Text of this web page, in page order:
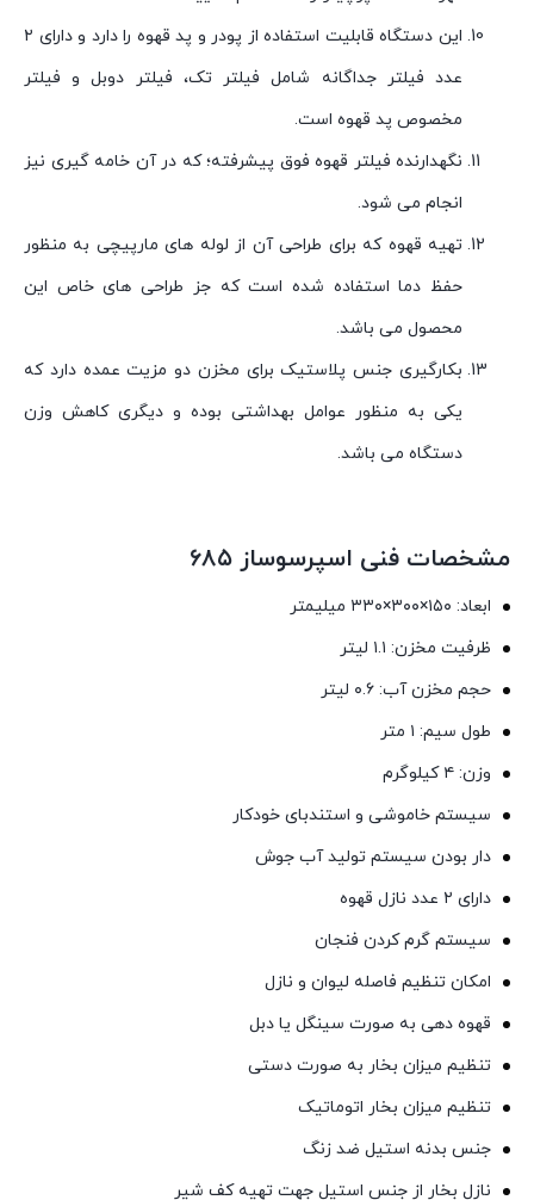
این دستگاه قابلیت استفاده از پودر و پد قهوه را دارد و دارای ۲
عدد فیلتر جداگانه شامل فیلتر تک، فیلتر دوبل و فیلتر
مخصوص پد قهوه است.
نگهدارنده فیلتر قهوه فوق پیشرفته؛ که در آن خامه گیری نیز
انجام می شود.
تهیه قهوه که برای طراحی آن از لوله های مارپیچی به منظور
حفظ دما استفاده شده است که جز طراحی های خاص این
محصول می باشد.
بکارگیری جنس پلاستیک برای مخزن دو مزیت عمده دارد که
یکی به منظور عوامل بهداشتی بوده و دیگری کاهش وزن
دستگاه می باشد.
مشخصات فنی اسپرسوساز ۶۸۵
ابعاد: ۱۵۰×۳۰۰×۳۳۰ میلیمتر
ظرفیت مخزن: ۱.۱ لیتر
حجم مخزن آب: ۰.۶ لیتر
طول سیم: ۱ متر
وزن: ۴ کیلوگرم
سیستم خاموشی و استندبای خودکار
دار بودن سیستم تولید آب جوش
دارای ۲ عدد نازل قهوه
سیستم گرم کردن فنجان
امکان تنظیم فاصله لیوان و نازل
قهوه دهی به صورت سینگل یا دبل
تنظیم میزان بخار به صورت دستی
تنظیم میزان بخار اتوماتیک
جنس بدنه استیل ضد زنگ
نازل بخار از جنس استیل جهت تهیه کف شیر